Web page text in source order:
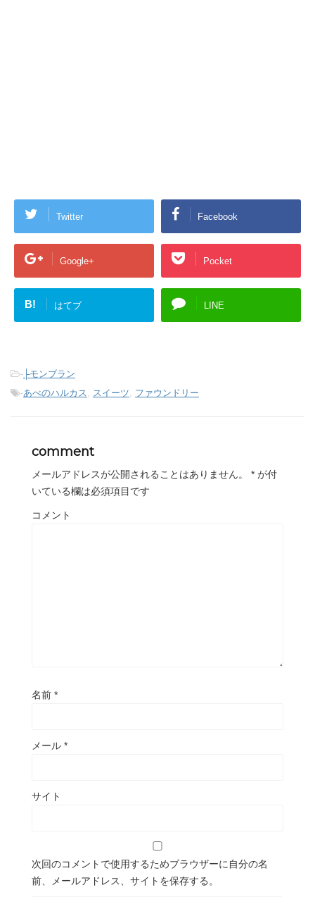
Twitter Facebook
Google+ Pocket
B! はてブ LINE
- ├モンブラン
-あべのハルカス, スイーツ, ファウンドリー
comment
メールアドレスが公開されることはありません。 * が付
いている欄は必須項目です
コメント
名前 *
メール *
サイト
次回のコメントで使用するためブラウザーに自分の名
前、メールアドレス、サイトを保存する。